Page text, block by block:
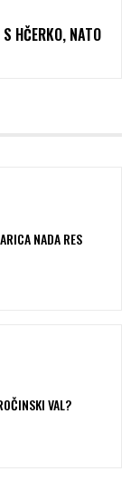
HČERKO, NATO
NADA RES
VAL?